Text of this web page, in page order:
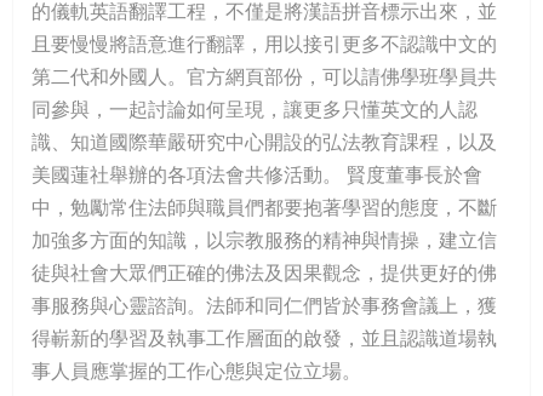
的儀軌英語翻譯工程，不僅是將漢語拼音標示出來，並
且要慢慢將語意進行翻譯，用以接引更多不認識中文的
第二代和外國人。官方網頁部份，可以請佛學班學員共
同參與，一起討論如何呈現，讓更多只懂英文的人認
識、知道國際華嚴研究中心開設的弘法教育課程，以及
美國蓮社舉辦的各項法會共修活動。 賢度董事長於會
中，勉勵常住法師與職員們都要抱著學習的態度，不斷
加強多方面的知識，以宗教服務的精神與情操，建立信
徒與社會大眾們正確的佛法及因果觀念，提供更好的佛
事服務與心靈諮詢。法師和同仁們皆於事務會議上，獲
得嶄新的學習及執事工作層面的啟發，並且認識道場執
事人員應掌握的工作心態與定位立場。